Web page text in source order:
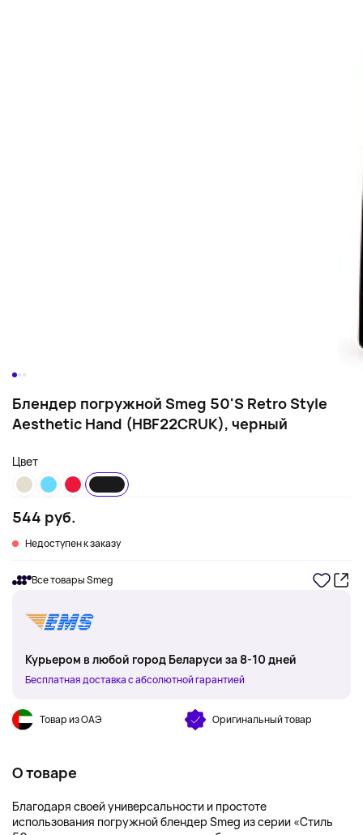
Блендер погружной Smeg 50'S Retro Style
Aesthetic Hand (HBF22CRUK), черный
Цвет
544 руб.
Недоступен к заказу
Все товары Smeg
Курьером в любой город Беларуси за 8-10 дней
Бесплатная доставка с абсолютной гарантией
Товар из ОАЭ Оригинальный товар
О товаре
Благодаря своей универсальности и простоте
использования погружной блендер Smeg из серии «Стиль